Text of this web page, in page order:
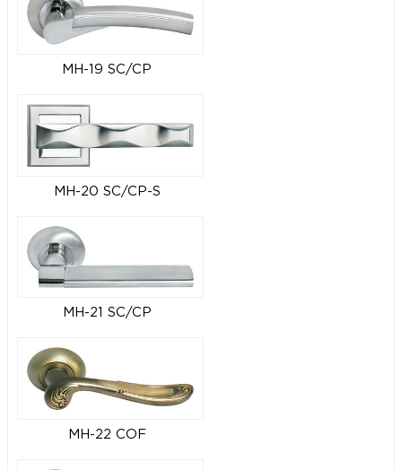
MH-19 SC/CP
MH-20 SC/CP-S
MH-21 SC/CP
MH-22 COF